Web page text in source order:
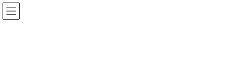
コ
ン
ナ
ビ